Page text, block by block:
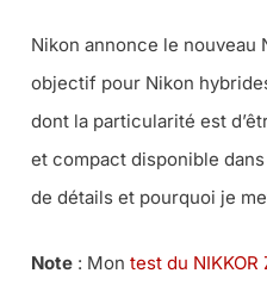
Nikon annonce le nouveau
objectif pour Nikon
dont la particularité est
et compact disponible dans
de détails et pourquoi je
Note : Mon test du